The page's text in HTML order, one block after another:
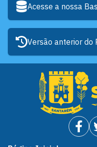
Acesse a nossa
Versão anterior do